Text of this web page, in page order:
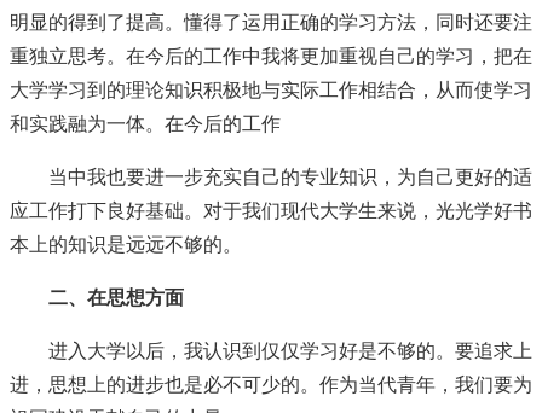
明显的得到了提高。懂得了运用正确的学习方法，同时还要注
重独立思考。在今后的工作中我将更加重视自己的学习，把在
大学学习到的理论知识积极地与实际工作相结合，从而使学习
和实践融为一体。在今后的工作
当中我也要进一步充实自己的专业知识，为自己更好的适
应工作打下良好基础。对于我们现代大学生来说，光光学好书
本上的知识是远远不够的。
二、在思想方面
进入大学以后，我认识到仅仅学习好是不够的。要追求上
进，思想上的进步也是必不可少的。作为当代青年，我们要为